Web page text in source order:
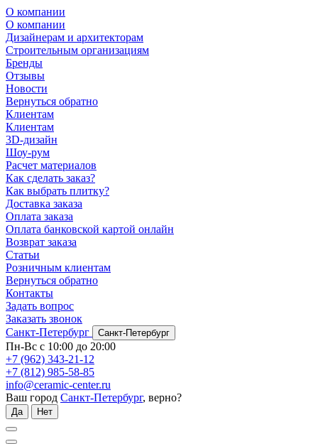
О компании
О компании
Дизайнерам и архитекторам
Строительным организациям
Бренды
Отзывы
Новости
Вернуться обратно
Клиентам
Клиентам
3D-дизайн
Шоу-рум
Расчет материалов
Как сделать заказ?
Как выбрать плитку?
Доставка заказа
Оплата заказа
Оплата банковской картой онлайн
Возврат заказа
Статьи
Розничным клиентам
Вернуться обратно
Контакты
Задать вопрос
Заказать звонок
Санкт-Петербург
Санкт-Петербург
Пн-Вс с 10:00 до 20:00
+7 (962) 343-21-12
+7 (812) 985-58-85
info@ceramic-center.ru
Ваш город Санкт-Петербург, верно?
Да Нет